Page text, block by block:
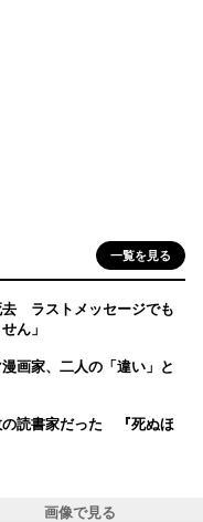
一覧を見る
去 ラストメッセージでも
ん」
画家、二人の「違い」と
の読書家だった 『死ぬほ
画像で見る